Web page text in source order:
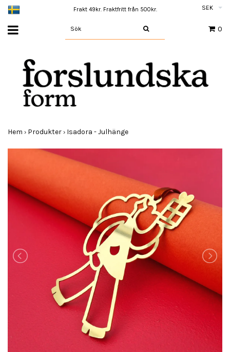
Frakt 49kr. Fraktfritt från 500kr. SEK
0
Hem › Produkter › Isadora - Julhänge